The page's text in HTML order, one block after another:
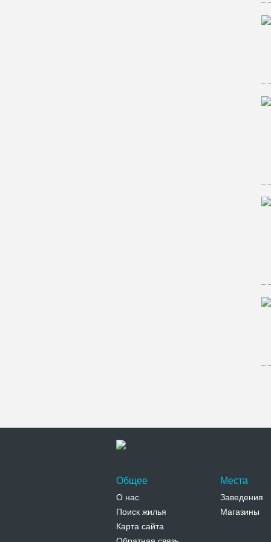
Общее
О нас
Поиск жилья
Карта сайта
Места
Заведения
Магазины